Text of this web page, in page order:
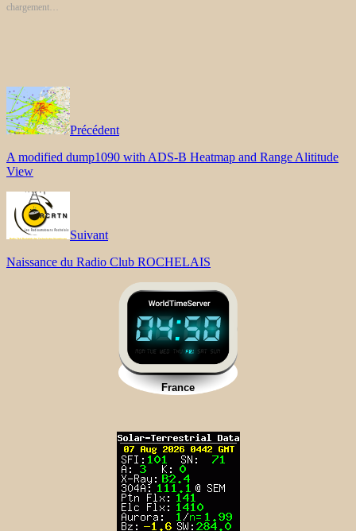
chargement…
Précédent
A modified dump1090 with ADS-B Heatmap and Range Alititude
View
Suivant
Naissance du Radio Club ROCHELAIS